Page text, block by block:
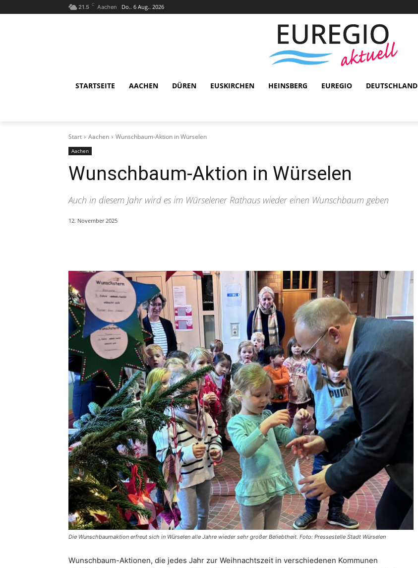
21.5 C Aachen Do.. 6 Aug.. 2026
STARTSEITE AACHEN DÜREN EUSKIRCHEN HEINSBERG EUREGIO DEUTSCHLAND
Start Aachen Wunschbaum-Aktion in Würselen
Aachen
Wunschbaum-Aktion in Würselen
Auch in diesem Jahr wird es im Würselener Rathaus wieder einen Wunschbaum geben
12. November 2025
Die Wunschbaumaktion erfreut sich in Würselen alle Jahre wieder sehr großer Beliebtheit. Foto: Pressestelle Stadt Würselen
Wunschbaum-Aktionen, die jedes Jahr zur Weihnachtszeit in verschiedenen Kommunen